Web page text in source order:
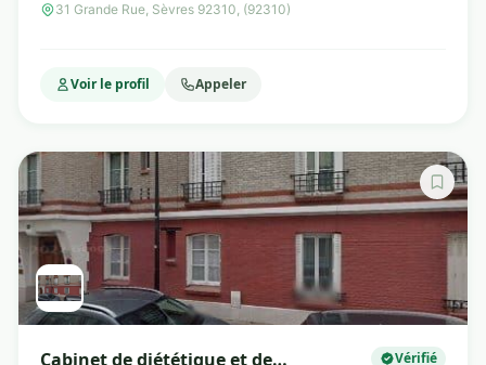
(Nutrition, naturopathie, drainages
31 Grande Rue, Sèvres 92310, (92310)
Voir le profil Appeler
Cabinet de diététique et de
Vérifié